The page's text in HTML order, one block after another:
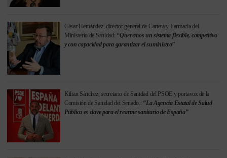
César Hernández, director general de Cartera y Farmacia del
Ministerio de Sanidad: “Queremos un sistema flexible, competitivo
y con capacidad para garantizar el suministro”
Kilian Sánchez, secretario de Sanidad del PSOE y portavoz de la
Comisión de Sanidad del Senado.: “La Agencia Estatal de Salud
Pública es clave para el rearme sanitario de España”